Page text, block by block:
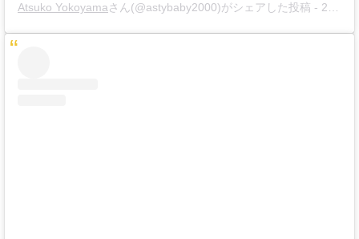
Atsuko Yokoyamaさん(@astybaby2000)がシェアした投稿 - 2018年11月月8日午後9時14分PST